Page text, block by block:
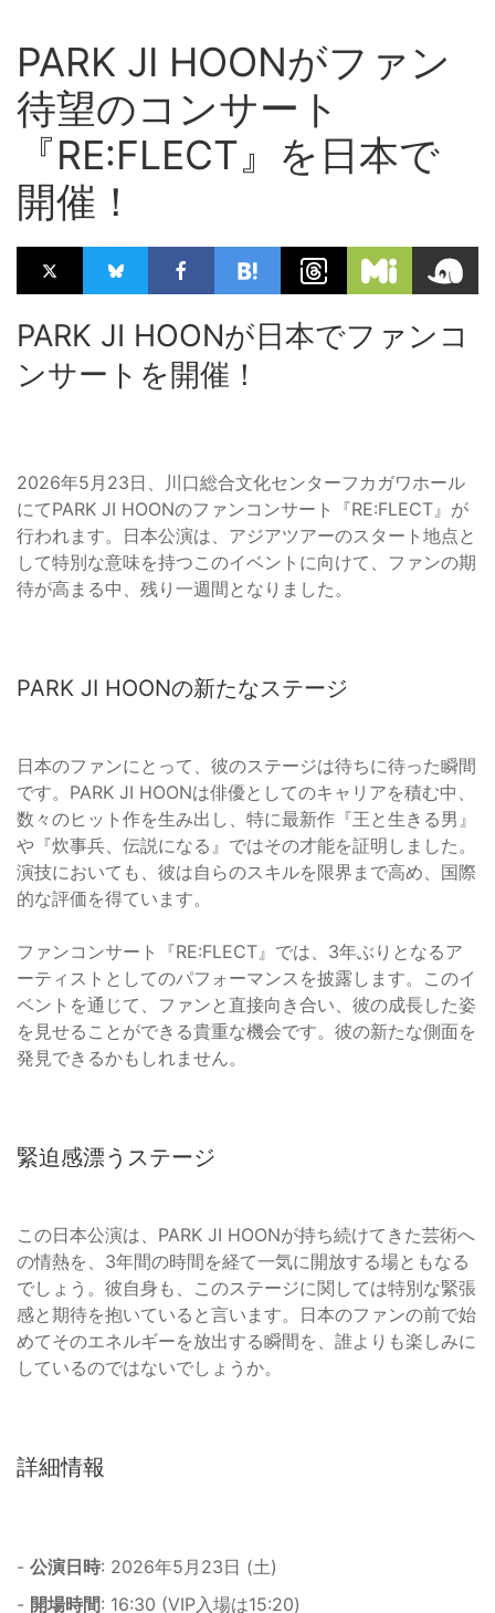
PARK JI HOONがファン
待望のコンサート
『RE:FLECT』を日本で
開催！
PARK JI HOONが日本でファンコ
ンサートを開催！
2026年5月23日、川口総合文化センターフカガワホール
にてPARK JI HOONのファンコンサート『RE:FLECT』が
行われます。日本公演は、アジアツアーのスタート地点と
して特別な意味を持つこのイベントに向けて、ファンの期
待が高まる中、残り一週間となりました。
PARK JI HOONの新たなステージ
日本のファンにとって、彼のステージは待ちに待った瞬間
です。PARK JI HOONは俳優としてのキャリアを積む中、
数々のヒット作を生み出し、特に最新作『王と生きる男』
や『炊事兵、伝説になる』ではその才能を証明しました。
演技においても、彼は自らのスキルを限界まで高め、国際
的な評価を得ています。
ファンコンサート『RE:FLECT』では、3年ぶりとなるア
ーティストとしてのパフォーマンスを披露します。このイ
ベントを通じて、ファンと直接向き合い、彼の成長した姿
を見せることができる貴重な機会です。彼の新たな側面を
発見できるかもしれません。
緊迫感漂うステージ
この日本公演は、PARK JI HOONが持ち続けてきた芸術へ
の情熱を、3年間の時間を経て一気に開放する場ともなる
でしょう。彼自身も、このステージに関しては特別な緊張
感と期待を抱いていると言います。日本のファンの前で始
めてそのエネルギーを放出する瞬間を、誰よりも楽しみに
しているのではないでしょうか。
詳細情報
- 公演日時: 2026年5月23日 (土)
- 開場時間: 16:30 (VIP入場は15:20)